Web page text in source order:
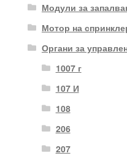
Модули за
Мотор на
Органи за
1007 г
107 И
108
206
207